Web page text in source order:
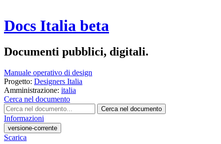
Docs Italia beta
Documenti pubblici, digitali.
Manuale operativo di design
Progetto: Designers Italia
Amministrazione: italia
Cerca nel documento
Cerca nel documento
Informazioni
versione-corrente
Scarica